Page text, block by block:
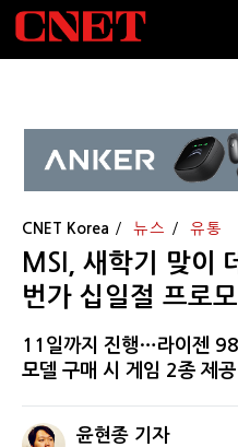
CNET Korea 뉴스 유통
MSI, 새학기 맞이
번가 십일절 프로
11일까지 진행…라이젠
모델 구매 시 게임 2종 제
윤현종 기자